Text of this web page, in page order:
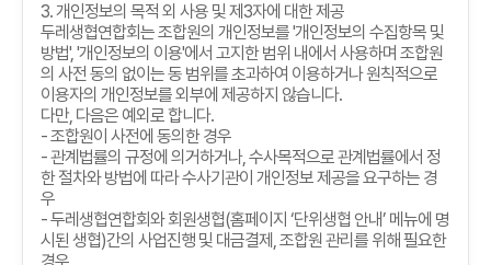
3.개인정보의 목적 외 사용 및 제3자에 대한 제공
두레생협연합회는 조합원의 개인정보를'개인정보의 수집항목 및
방법', '개인정보의 이용'에서 고지한 범위 내에서 사용하며 조합원
의 사전 동의 없이는 동 범위를 초과하여 이용하거나 원칙적으로
이용자의 개인정보를 외부에 제공하지 않습니다.
다만, 다음은 예외로 합니다.
-조합원이 사전에 동의한 경우
-관계법률의 규정에 의거하거나,수사목적으로 관계법률에서 정
한 절차와 방법에 따라 수사기관이 개인정보 제공을 요구하는 경
우
-두레생협연합회와 회원생협(홈페이지 ‘단위생협 안내’ 메뉴에 명
시된 생협)간의 사업진행 및 대금결제 ,조합원 관리를 위해 필요한